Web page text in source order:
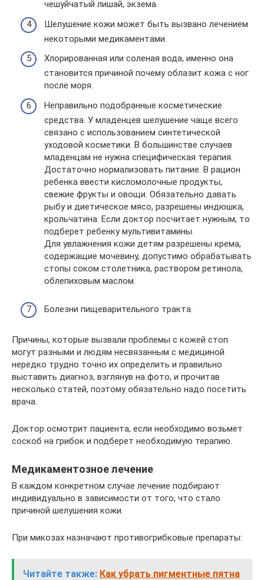
чешуйчатый лишай, экзема.
Шелушение кожи может быть вызвано лечением
некоторыми медикаментами.
Хлорированная или соленая вода, именно она
становится причиной почему облазит кожа с ног
после моря.
Неправильно подобранные косметические
средства. У младенцев шелушение чаще всего
связано с использованием синтетической
уходовой косметики. В большинстве случаев
младенцам не нужна специфическая терапия.
Достаточно нормализовать питание. В рацион
ребенка ввести кисломолочные продукты,
свежие фрукты и овощи. Обязательно давать
рыбу и диетическое мясо, разрешены индюшка,
крольчатина. Если доктор посчитает нужным, то
подберет ребенку мультивитамины.
Для увлажнения кожи детям разрешены крема,
содержащие мочевину, допустимо обрабатывать
стопы соком столетника, раствором ретинола,
облепиховым маслом.
Болезни пищеварительного тракта.
Причины, которые вызвали проблемы с кожей стоп
могут разными и людям несвязанным с медициной
нередко трудно точно их определить и правильно
выставить диагноз, взглянув на фото, и прочитав
несколько статей, поэтому обязательно надо посетить
врача.
Доктор осмотрит пациента, если необходимо возьмет
соскоб на грибок и подберет необходимую терапию.
Медикаментозное лечение
В каждом конкретном случае лечение подбирают
индивидуально в зависимости от того, что стало
причиной шелушения кожи.
При микозах назначают противогрибковые препараты:
Читайте также: Как убрать пигментные пятна